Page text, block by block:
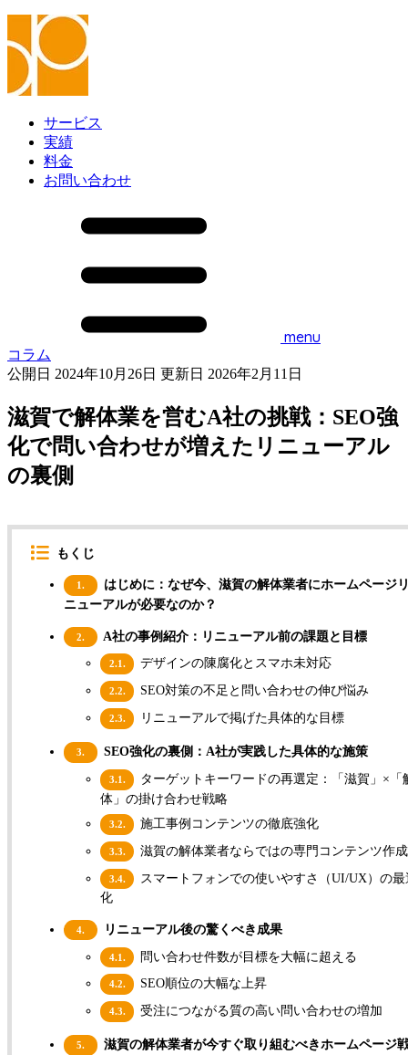
サービス
実績
料金
お問い合わせ
menu
コラム
公開日 2024年10月26日 更新日 2026年2月11日
滋賀で解体業を営むA社の挑戦：SEO強
化で問い合わせが増えたリニューアル
の裏側
もくじ
1.
はじめに：なぜ今、滋賀の解体業者にホームページ
ニューアルが必要なのか？
2. A社の事例紹介：リニューアル前の課題と目標
2.1. デザインの陳腐化とスマホ未対応
2.2. SEO対策の不足と問い合わせの伸び悩み
2.3. リニューアルで掲げた具体的な目標
3. SEO強化の裏側：A社が実践した具体的な施策
3.1.
ターゲットキーワードの再選定：「滋賀」×「
体」の掛け合わせ戦略
3.2. 施工事例コンテンツの徹底強化
3.3. 滋賀の解体業者ならではの専門コンテンツ作成
3.4.
スマートフォンでの使いやすさ（UI/UX）の最
化
4. リニューアル後の驚くべき成果
4.1. 問い合わせ件数が目標を大幅に超える
4.2. SEO順位の大幅な上昇
4.3. 受注につながる質の高い問い合わせの増加
5.
滋賀の解体業者が今すぐ取り組むべきホームページ